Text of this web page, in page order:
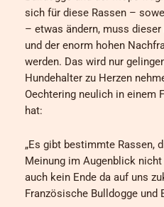
sich für diese Rassen –
– etwas ändern, muss
und der enorm hohen
werden. Das wird nur
Hundehalter zu Herzen
Oechtering neulich in einem
hat:
„Es gibt bestimmte Rassen,
Meinung im Augenblick
auch kein Ende da auf uns
Französische Bulldogge und